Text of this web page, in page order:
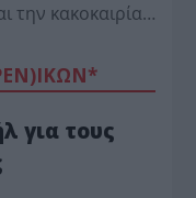
την κακοκαιρία…
για τους